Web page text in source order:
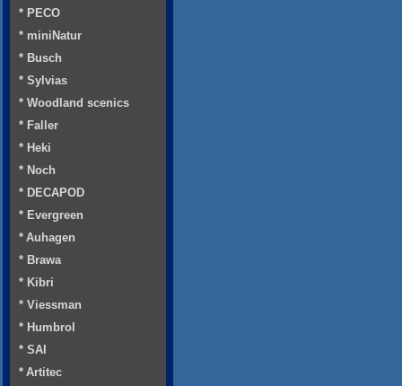
* PECO
* miniNatur
* Busch
* Sylvias
* Woodland scenics
* Faller
* Heki
* Noch
* DECAPOD
* Evergreen
* Auhagen
* Brawa
* Kibri
* Viessman
* Humbrol
* SAI
* Artitec